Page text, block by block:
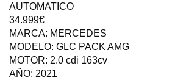
AUTOMATICO
34.999€
MARCA: MERCEDES
MODELO: GLC PACK AMG
MOTOR: 2.0 cdi 163cv
AÑO: 2021